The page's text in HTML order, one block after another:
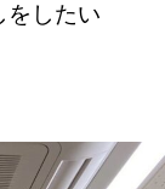
をしたい